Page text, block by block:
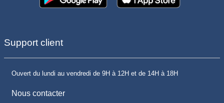
Support client
Ouvert du lundi au vendredi de 9H à 12H et de 14H à 18H
Nous contacter